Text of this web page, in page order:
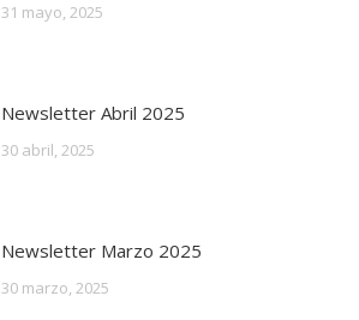
31 mayo, 2025
Newsletter Abril 2025
30 abril, 2025
Newsletter Marzo 2025
30 marzo, 2025